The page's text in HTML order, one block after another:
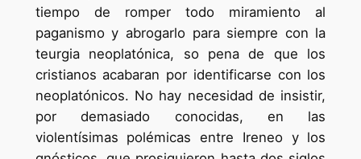
tiempo de romper todo miramiento al
paganismo y abrogarlo para siempre con la
teurgia neoplatónica, so pena de que los
cristianos acabaran por identificarse con los
neoplatónicos. No hay necesidad de insistir,
por demasiado conocidas, en las
violentísimas polémicas entre Ireneo y los